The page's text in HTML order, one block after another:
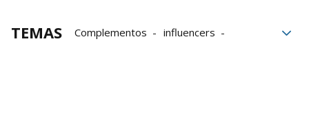
TEMAS Complementos
influencers